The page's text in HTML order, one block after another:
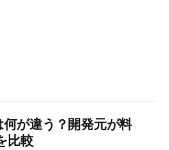
が違う？開発元が料
比較